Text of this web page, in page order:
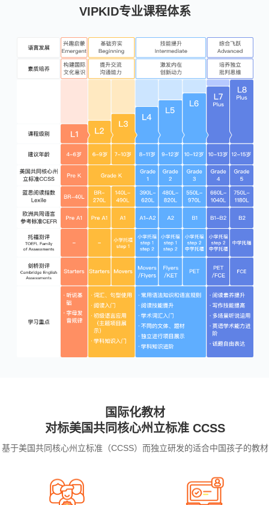
VIPKID专业课程体系
国际化教材
对标美国共同核心州立标准 CCSS
基于美国共同核心州立标准（CCSS）而独立研发的适合中国孩子的教材